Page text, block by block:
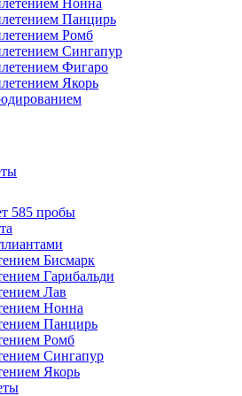
Нонна
Панцирь
Ромб
Сингапур
Фигаро
Якорь
585 пробы
Бисмарк
Гарибальди
Лав
Нонна
Панцирь
Ромб
Сингапур
Якорь